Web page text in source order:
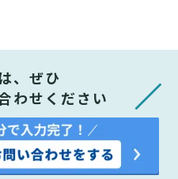
、ぜひ
わせください